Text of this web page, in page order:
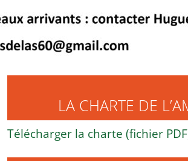
LA CHARTE DE
Télécharger la charte (fichier